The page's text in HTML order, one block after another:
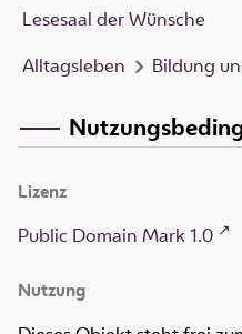
Lesesaal der Wünsche
Alltagsleben
Bildung
Lizenz
Public Domain Mark 1.0
Nutzung